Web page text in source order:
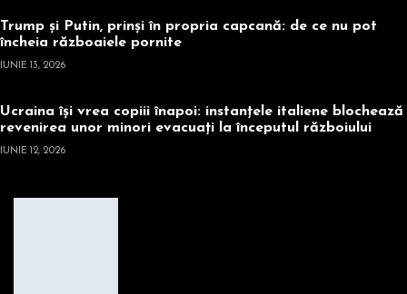
Trump și Putin, prinși în propria capcană: de ce nu pot
încheia războaiele pornite
IUNIE 13, 2026
Ucraina își vrea copiii înapoi: instanțele italiene blochează
revenirea unor minori evacuați la începutul războiului
IUNIE 12, 2026